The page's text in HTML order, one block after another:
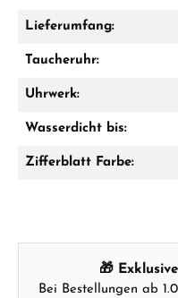
Lieferumfang:
Taucheruhr:
Uhrwerk:
Wasserdicht bis:
Zifferblatt Farbe:
🎁
Bei Bestellungen ab